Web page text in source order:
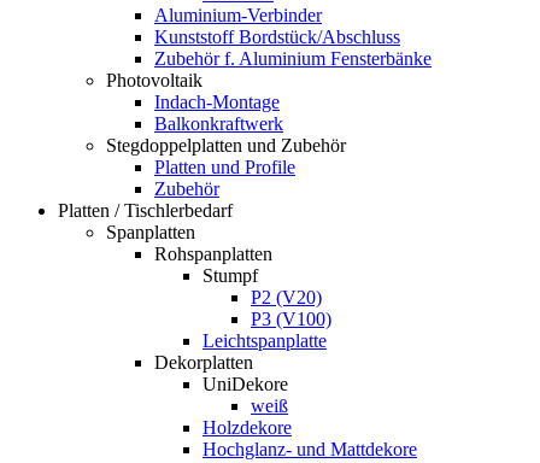
Aluminium-Verbinder
Kunststoff Bordstück/Abschluss
Zubehör f. Aluminium Fensterbänke
Photovoltaik
Indach-Montage
Balkonkraftwerk
Stegdoppelplatten und Zubehör
Platten und Profile
Zubehör
Platten / Tischlerbedarf
Spanplatten
Rohspanplatten
Stumpf
P2 (V20)
P3 (V100)
Leichtspanplatte
Dekorplatten
UniDekore
weiß
Holzdekore
Hochglanz- und Mattdekore